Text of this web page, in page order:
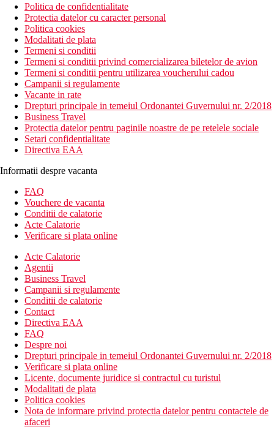
Politica de confidentialitate
Protectia datelor cu caracter personal
Politica cookies
Modalitati de plata
Termeni si conditii
Termeni si conditii privind comercializarea biletelor de avion
Termeni si conditii pentru utilizarea voucherului cadou
Campanii si regulamente
Vacante in rate
Drepturi principale in temeiul Ordonantei Guvernului nr. 2/2018
Business Travel
Protectia datelor pentru paginile noastre de pe retelele sociale
Setari confidentialitate
Directiva EAA
Informatii despre vacanta
FAQ
Vouchere de vacanta
Conditii de calatorie
Acte Calatorie
Verificare si plata online
Acte Calatorie
Agentii
Business Travel
Campanii si regulamente
Conditii de calatorie
Contact
Directiva EAA
FAQ
Despre noi
Drepturi principale in temeiul Ordonantei Guvernului nr. 2/2018
Verificare si plata online
Licente, documente juridice si contractul cu turistul
Modalitati de plata
Politica cookies
Nota de informare privind protectia datelor pentru contactele de
afaceri